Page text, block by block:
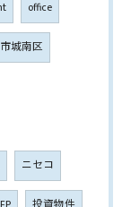
office
城南区
ニセコ